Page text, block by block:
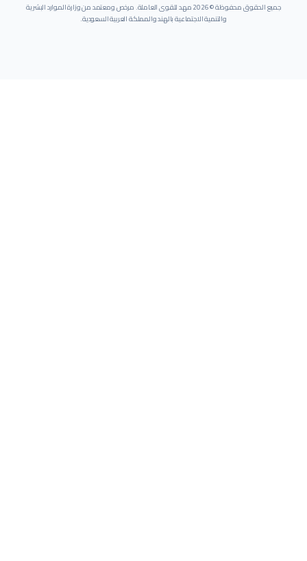
جميع الحقوق محفوظة ©2026مهد للقوى العاملة. مرخص ومعتمد من وزارة الموارد البشرية
والتنمية الاجتماعية بالهند والمملكة العربية السعودية.